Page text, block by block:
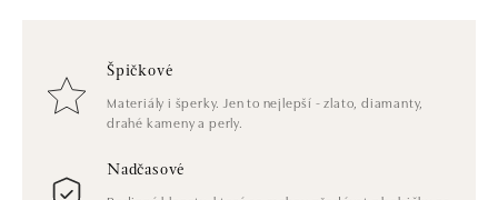
Špičkové
Materiály i šperky. Jen to nejlepší - zlato, diamanty,
drahé kameny a perly.
Nadčasové